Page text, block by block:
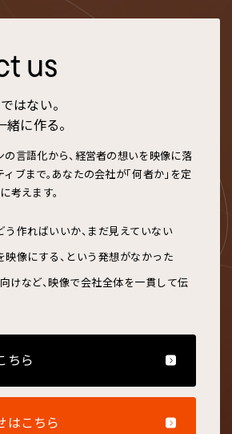
us
はない。
緒に作る。
言語化から、経営者の想いを映像に落
ブまで。あなたの会社が「何者か」を定
考えます。
う作ればいいか、まだ見えていない
映像にする、という発想がなかった
けなど、映像で会社全体を一貫して伝
ちら
はこちら